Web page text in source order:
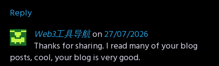
Reply
Web3工具导航on27/07/2026
Thanks for sharing. I read many of your blog
posts, cool, your blog is very good.